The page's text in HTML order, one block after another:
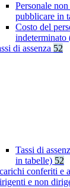
Personale
pubblicare in
Costo del
indeterminato
di assenza 52
Tassi di
in tabelle) 52
conferiti e
e non